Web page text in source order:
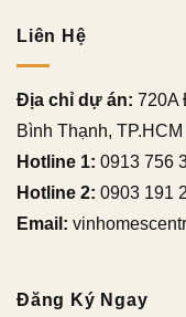
Liên Hệ
Địa chỉ dự án: 720A
Bình Thạnh, TP.HCM
Hotline 1: 0913 756
Hotline 2: 0903 191
Email:
Đăng Ký Ngay